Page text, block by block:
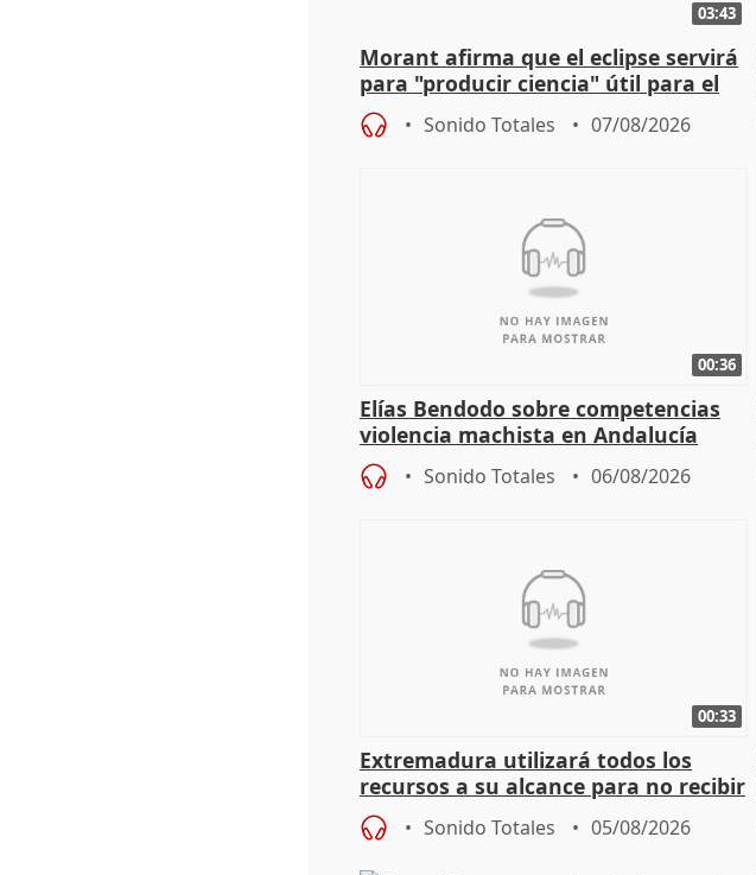
03:43
Morant afirma que el eclipse servirá
para "producir ciencia" útil para el
resto del mundo
Sonido Totales 07/08/2026
00:36
Elías Bendodo sobre competencias
violencia machista en Andalucía
Sonido Totales 06/08/2026
00:33
Extremadura utilizará todos los
recursos a su alcance para no recibir
más menores migrantes
Sonido Totales 05/08/2026